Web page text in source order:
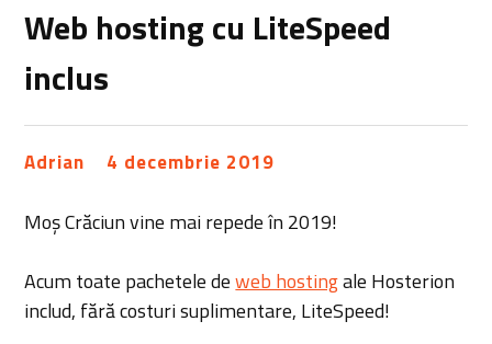
Web hosting cu LiteSpeed
inclus
Adrian 4 decembrie 2019
Moș Crăciun vine mai repede în 2019!
Acum toate pachetele deweb hostingale Hosterion
includ, fără costuri suplimentare, LiteSpeed!